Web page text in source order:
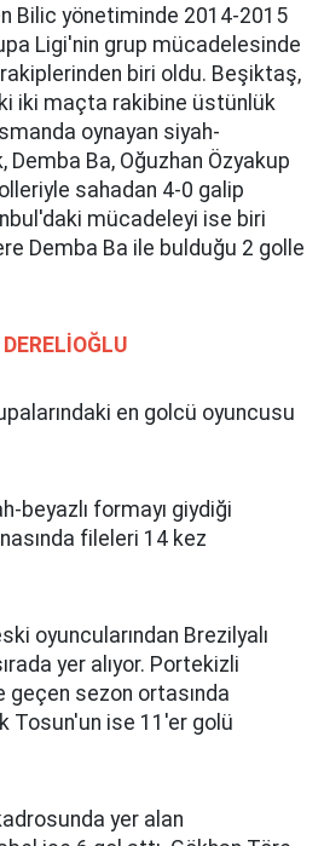
Bilic yönetiminde 2014-2015
Ligi'nin grup mücadelesinde
biri oldu. Beşiktaş,
iki maçta rakibine üstünlük
oynayan siyah-
Demba Ba, Oğuzhan Özyakup
sahadan 4-0 galip
mücadeleyi ise biri
Demba Ba ile bulduğu 2 golle
en golcü oyuncusu
beyazlı formayı giydiği
fileleri 14 kez
oyuncularından Brezilyalı
yer alıyor. Portekizli
geçen sezon ortasında
Tosun'un ise 11'er golü
yer alan